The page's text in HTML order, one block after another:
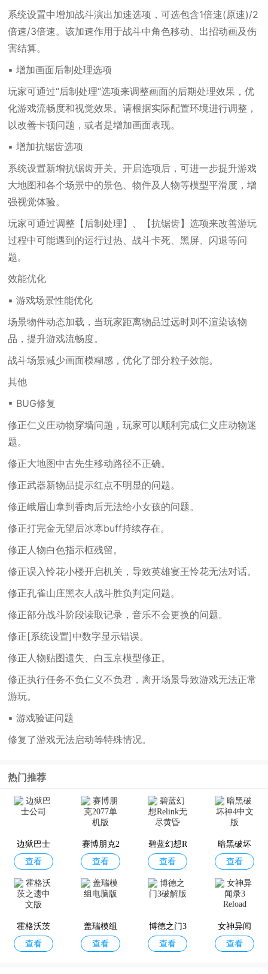
系统设置中增加战斗演出加速选项，可选包含1倍速(原速)/2
倍速/3倍速。该加速作用于战斗中角色移动、出招动画及伤
害结算。
▪ 增加画面后制处理选项
玩家可通过“后制处理“选项来调整画面的后期处理效果，优
化游戏流畅度和视觉效果。请根据实际配置环境进行调整，
以改善卡顿问题，或者是增加画面表现。
▪ 增加抗锯齿选项
系统设置新增抗锯齿开关。开启选项后，可进一步提升游戏
大地图和各个场景中的景色、物件及人物等模型平滑度，增
强视觉体验。
玩家可通过调整【后制处理】、【抗锯齿】选项来改善游玩
过程中可能遇到的运行过热、战斗卡死、黑屏、闪退等问
题。
效能优化
▪ 游戏场景性能优化
场景物件动态加载，当玩家距离物品过远时则不渲染该物
品，提升游戏流畅度。
战斗场景减少画面模糊感，优化了部分粒子效能。
其他
▪ BUG修复
修正仁义庄动物穿墙问题，玩家可以顺利完成仁义庄动物迷
题。
修正大地图中古先生移动路径不正确。
修正武器新物品提示红点不明显的问题。
修正峨眉山拿到香肉后无法给小女孩的问题。
修正打完金无望后冰寒buff持续存在。
修正人物白色指示框残留。
修正误入怜花小楼开启机关，导致英雄宴王怜花无法对话。
修正孔雀山庄黑衣人战斗胜负判定问题。
修正部分战斗阶段读取记录，音乐不会更换的问题。
修正[系统设置]中数字显示错误。
修正人物贴图遗失、白玉京模型修正。
修正执行任务不负仁义不负君，离开场景导致游戏无法正常
游玩。
▪ 游戏验证问题
修复了游戏无法启动等特殊情况。
热门推荐
边狱巴士
公司
查看
赛博朋克2
077单机版
查看
碧蓝幻想R
elink无尽
黄昏
查看
暗黑破坏
神4中文版
查看
霍格沃茨
之遗中文
查看
盖瑞模组
电脑版
查看
博德之门3
破解版
查看
女神异闻
录3 Reload
查看